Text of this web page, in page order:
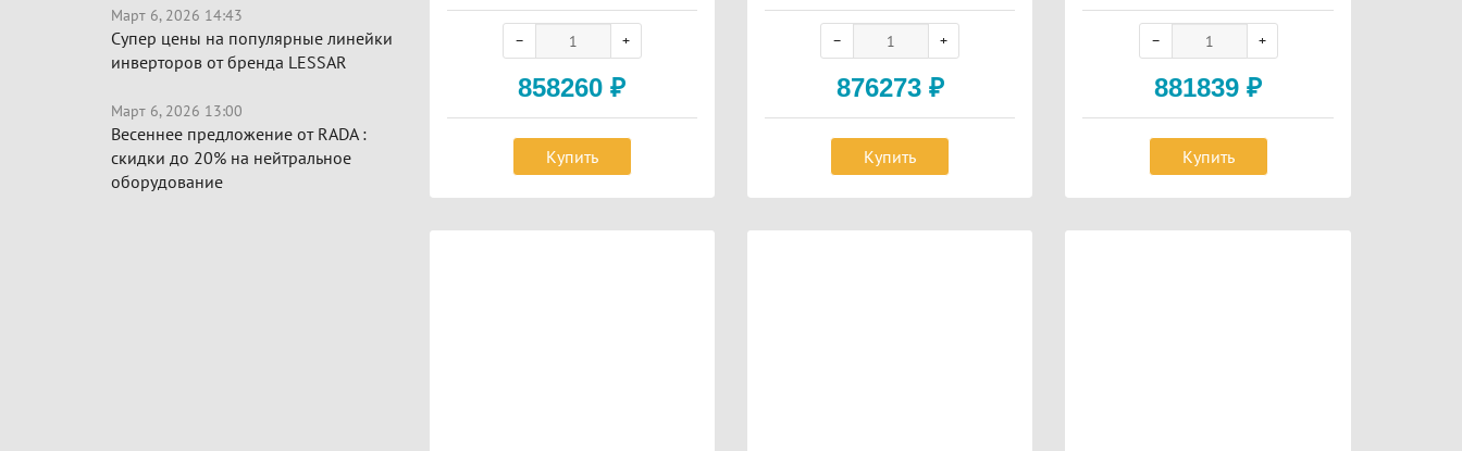
858260₽
Купить
876273 ₽
Купить
881839₽
Купить
Март 6, 2026 14:43
Супер цены на популярные линейки
инверторов от бренда LESSAR
Март 6, 2026 13:00
Весеннее предложение от RADA :
скидки до 20% на нейтральное
оборудование